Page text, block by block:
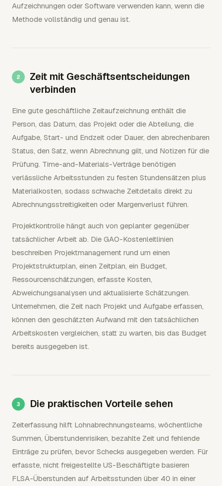
Aufzeichnungen oder Software verwenden kann, wenn die
Methode vollständig und genau ist.
Zeit mit Geschäftsentscheidungen
verbinden
Eine gute geschäftliche Zeitaufzeichnung enthält die
Person, das Datum, das Projekt oder die Abteilung, die
Aufgabe, Start- und Endzeit oder Dauer, den abrechenbaren
Status, den Satz, wenn Abrechnung gilt, und Notizen für die
Prüfung. Time-and-Materials-Verträge benötigen
verlässliche Arbeitsstunden zu festen Stundensätzen plus
Materialkosten, sodass schwache Zeitdetails direkt zu
Abrechnungsstreitigkeiten oder Margenverlust führen.
Projektkontrolle hängt auch von geplanter gegenüber
tatsächlicher Arbeit ab. Die GAO-Kostenleitlinien
beschreiben Projektmanagement rund um einen
Projektstrukturplan, einen Zeitplan, ein Budget,
Ressourcenschätzungen, erfasste Kosten,
Abweichungsanalysen und aktualisierte Schätzungen.
Unternehmen, die Zeit nach Projekt und Aufgabe erfassen,
können den geschätzten Aufwand mit den tatsächlichen
Arbeitskosten vergleichen, statt zu warten, bis das Budget
bereits ausgegeben ist.
Die praktischen Vorteile sehen
Zeiterfassung hilft Lohnabrechnungsteams, wöchentliche
Summen, Überstundenrisiken, bezahlte Zeit und fehlende
Einträge zu prüfen, bevor Schecks ausgegeben werden. Für
erfasste, nicht freigestellte US-Beschäftigte basieren
FLSA-Überstunden auf Arbeitsstunden über 40 in einer